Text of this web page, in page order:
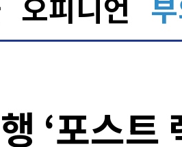
‘포스트